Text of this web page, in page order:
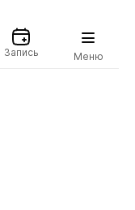
Запись Меню